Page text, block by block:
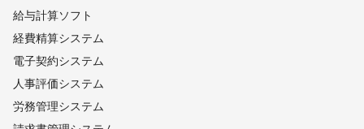
給与計算ソフト
経費精算システム
電子契約システム
人事評価システム
労務管理システム